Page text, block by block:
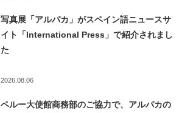
写真展「アルパカ」がスペイン語ニュースサ
イト「International Press」で紹介されまし
た
2026.08.06
ペルー大使館商務部のご協力で、アルパカの